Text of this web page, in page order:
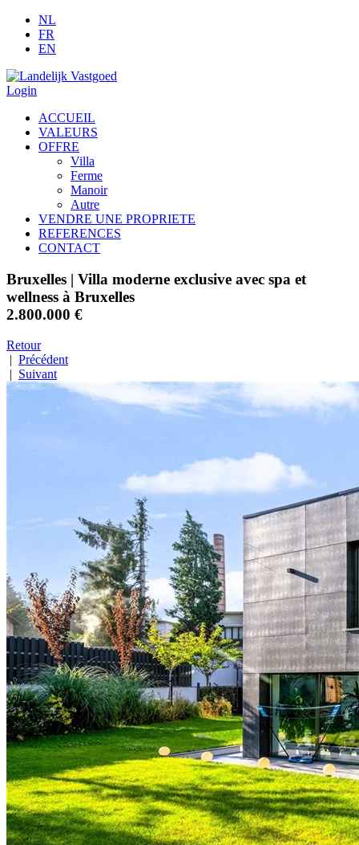
NL
FR
EN
Login
ACCUEIL
VALEURS
OFFRE
Villa
Ferme
Manoir
Autre
VENDRE UNE PROPRIETE
REFERENCES
CONTACT
Bruxelles | Villa moderne exclusive avec spa et
wellness à Bruxelles
2.800.000 €
Retour
| Précédent
| Suivant